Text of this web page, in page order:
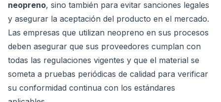
neopreno, sino también para evitar sanciones legales
y asegurar la aceptación del producto en el mercado.
Las empresas que utilizan neopreno en sus procesos
deben asegurar que sus proveedores cumplan con
todas las regulaciones vigentes y que el material se
someta a pruebas periódicas de calidad para verificar
su conformidad continua con los estándares